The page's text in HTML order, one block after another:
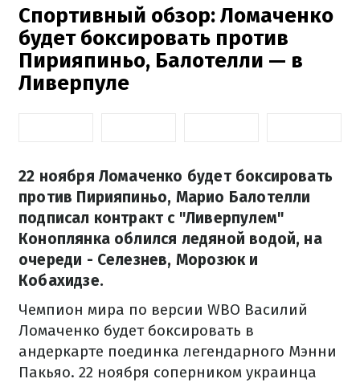
Спортивный обзор: Ломаченко
будет боксировать против
Пирияпиньо, Балотелли — в
Ливерпуле
22 ноября Ломаченко будет боксировать
против Пирияпиньо, Марио Балотелли
подписал контракт с "Ливерпулем"
Коноплянка облился ледяной водой, на
очереди - Селезнев, Морозюк и
Кобахидзе.
Чемпион мира по версии WBO Василий
Ломаченко будет боксировать в
андеркарте поединка легендарного Мэнни
Пакьяо. 22 ноября соперником украинца